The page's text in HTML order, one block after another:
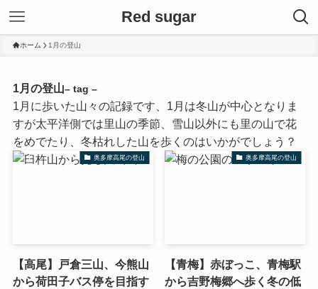
Red sugar
ホーム 1月の登山
1月の登山– tag –
1月に歩いた山々の記録です、1月は冬山が中心となりま
すが太平洋側では里山の季節、雪山以外にも里の山で花
をめでたり、冬枯れした山を歩くのはいかがでしょう？
奥多摩高尾の登山
【高尾】戸倉三山、今熊山
から荷田子バス停を目指す
奥多摩高尾の登山
【青梅】赤ぼっこ、青梅駅
から吉野梅郷へ歩く冬の低